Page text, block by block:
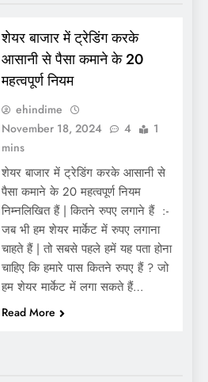
शेयर बाजार में ट्रेडिंग करके
आसानी से पैसा कमाने के 20
महत्वपूर्ण नियम
ehindime
November 18, 2024
4
1
mins
शेयर बाजार में ट्रेडिंग करके आसानी से
पैसा कमाने के 20 महत्वपूर्ण नियम
निम्नलिखित हैं | कितने रुपए लगाने हैं :-
जब भी हम शेयर मार्केट में रुपए लगाना
चाहते हैं | तो सबसे पहले हमें यह पता होना
चाहिए कि हमारे पास कितने रुपए हैं ? जो
हम शेयर मार्केट में लगा सकते हैं…
Read More